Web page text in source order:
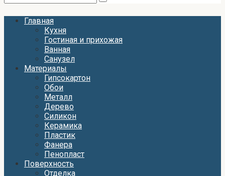
Главная
Кухня
Гостиная и прихожая
Ванная
Санузел
Материалы
Гипсокартон
Обои
Металл
Дерево
Силикон
Керамика
Пластик
Фанера
Пенопласт
Поверхность
Отделка